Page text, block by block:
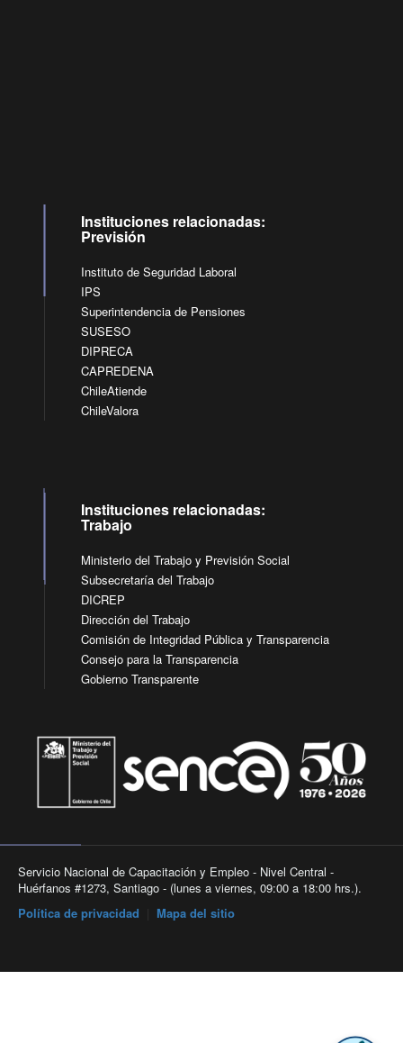
Instituciones relacionadas:
Previsión
Instituto de Seguridad Laboral
IPS
Superintendencia de Pensiones
SUSESO
DIPRECA
CAPREDENA
ChileAtiende
ChileValora
Instituciones relacionadas:
Trabajo
Ministerio del Trabajo y Previsión Social
Subsecretaría del Trabajo
DICREP
Dirección del Trabajo
Comisión de Integridad Pública y Transparencia
Consejo para la Transparencia
Gobierno Transparente
Servicio Nacional de Capacitación y Empleo - Nivel Central -
Huérfanos #1273, Santiago - (lunes a viernes, 09:00 a 18:00 hrs.).
Política de privacidad
Mapa del sitio